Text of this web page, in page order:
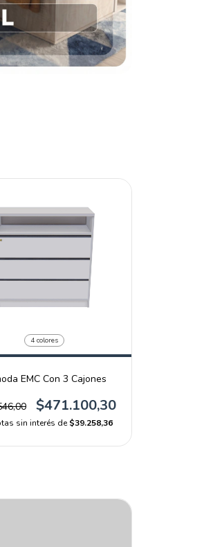
4 colores
EMC Con 3 Cajones
$471.100,30
sin interés de$39.258,36